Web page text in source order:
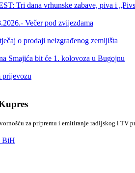
Tri dana vrhunske zabave, piva i
Večer pod zvijezdama
o prodaji neizgrađenog zemljišta
Smajića bit će 1. kolovoza u Bugojnu
prijevozu
za pripremu i emitiranje radijskog i
BiH